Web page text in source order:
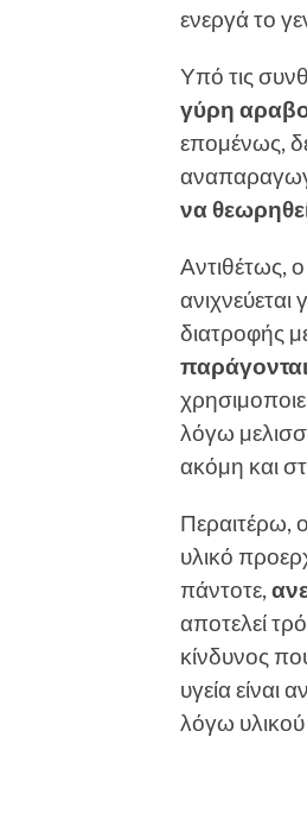
ενεργά το
Υπό τις
γύρη
εποµένως,
να
Αντιθέτως,
διατροφής
λόγω
ακόµη και
Περαιτέρω, ο
υλικό
πάντοτε,
αποτελεί
κίνδυνος
υγεία
λόγω